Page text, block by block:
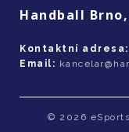
Handball
Kontaktní adresa:
Email:
© 2026